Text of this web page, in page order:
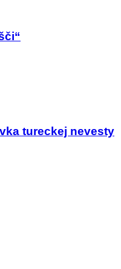
tureckej nevesty